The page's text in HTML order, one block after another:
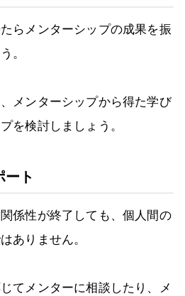
らメンターシップの成果を振
。
メンターシップから得た学び
を検討しましょう。
ート
係性が終了しても、個人間の
ありません。
てメンターに相談したり、メ